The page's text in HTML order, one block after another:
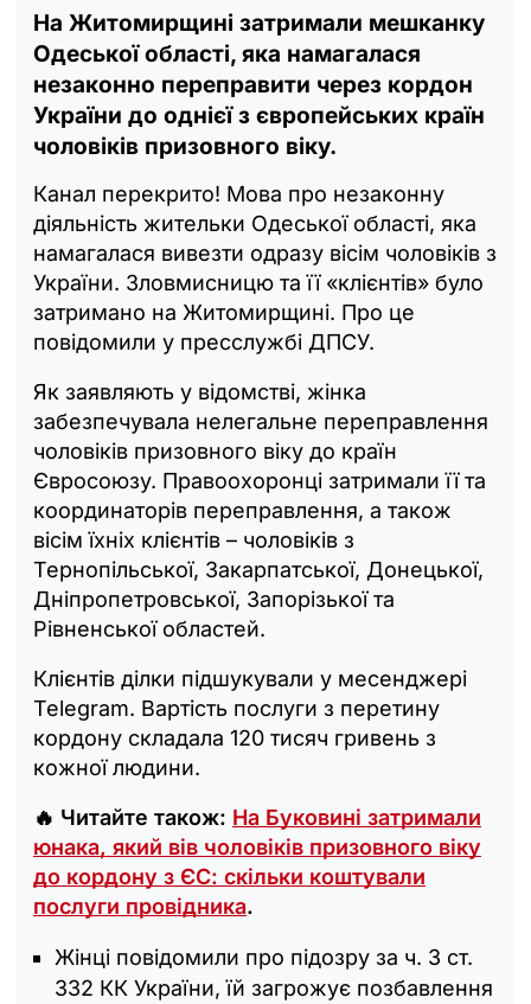
На Житомирщині затримали мешканку
Одеської області, яка намагалася
незаконно переправити через кордон
України до однієї з європейських країн
чоловіків призовного віку.
Канал перекрито! Мова про незаконну
діяльність жительки Одеської області, яка
намагалася вивезти одразу вісім чоловіків з
України. Зловмисницю та її «клієнтів» було
затримано на Житомирщині. Про це
повідомили у пресслужбі ДПСУ.
Як заявляють у відомстві, жінка
забезпечувала нелегальне переправлення
чоловіків призовного віку до країн
Євросоюзу. Правоохоронці затримали її та
координаторів переправлення, а також
вісім їхніх клієнтів – чоловіків з
Тернопільської, Закарпатської, Донецької,
Дніпропетровської, Запорізької та
Рівненської областей.
Клієнтів ділки підшукували у месенджері
Telegram. Вартість послуги з перетину
кордону складала 120 тисяч гривень з
кожної людини.
🔥 Читайте також: На Буковині затримали
юнака, який вів чоловіків призовного віку
до кордону з ЄС: скільки коштували
послуги провідника.
Жінці повідомили про підозру за ч. 3 ст.
332 КК України, їй загрожує позбавлення